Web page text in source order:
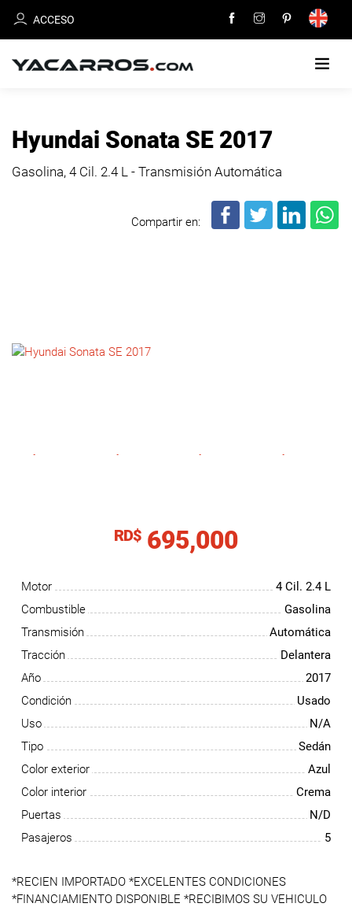
ACCESO
EN
NOTICIAS
Hyundai Sonata SE 2017
Gasolina, 4 Cil. 2.4 L - Transmisión Automática
Compartir en:
RD$ 695,000
Motor 4 Cil. 2.4 L
Combustible
Gasolina
Transmisión
Automática
Tracción
Delantera
Año
2017
Condición
Usado
Uso
N/A
Tipo
Sedán
Color exterior
Azul
Color interior
Crema
Puertas
N/D
Pasajeros
5
*RECIEN IMPORTADO *EXCELENTES CONDICIONES
*FINANCIAMIENTO DISPONIBLE *RECIBIMOS SU VEHICULO